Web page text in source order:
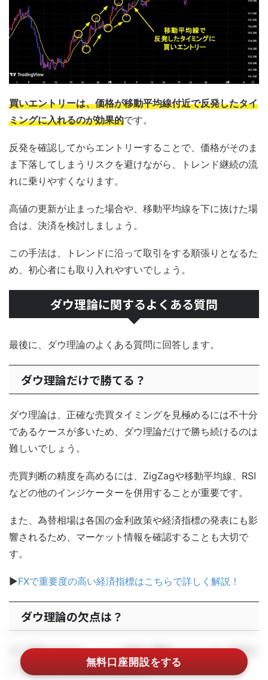
買いエントリーは、価格が移動平均線付近で反発したタイ
ミングに入れるのが効果的です。
反発を確認してからエントリーすることで、価格がそのま
ま下落してしまうリスクを避けながら、トレンド継続の流
れに乗りやすくなります。
高値の更新が止まった場合や、移動平均線を下に抜けた場
合は、決済を検討しましょう。
この手法は、トレンドに沿って取引をする順張りとなるた
め、初心者にも取り入れやすいでしょう。
ダウ理論に関するよくある質問
最後に、ダウ理論のよくある質問に回答します。
ダウ理論だけで勝てる？
ダウ理論は、正確な売買タイミングを見極めるには不十分
であるケースが多いため、ダウ理論だけで勝ち続けるのは
難しいでしょう。
売買判断の精度を高めるには、ZigZagや移動平均線、RSI
などの他のインジケーターを併用することが重要です。
また、為替相場は各国の金利政策や経済指標の発表にも影
響されるため、マーケット情報を確認することも大切で
す。
▶FXで重要度の高い経済指標はこちらで詳しく解説！
ダウ理論の欠点は？
ダウ理論の欠点は、レンジ相場で機能しにくい点と売買サ
インの発生が遅れやすい点です。
無料口座開設をする